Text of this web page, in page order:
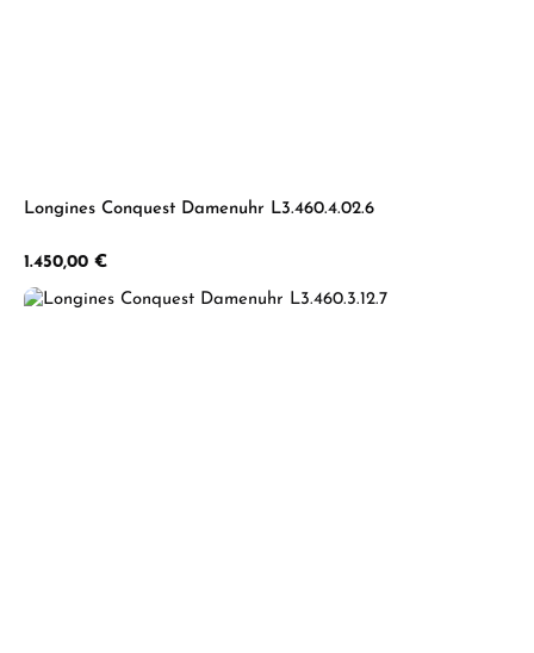
Longines Conquest Damenuhr L3.460.4.02.6
Regulärer Preis:
1.450,00 €